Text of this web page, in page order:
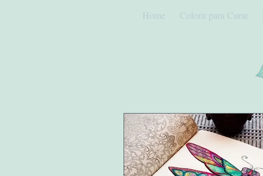
Home Colorir para Curar